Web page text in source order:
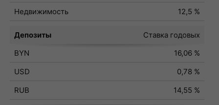
Недвижимость
12,5 %
Депозиты
Ставка годовых
BYN
16,06 %
USD
0,78 %
RUB
14,55 %